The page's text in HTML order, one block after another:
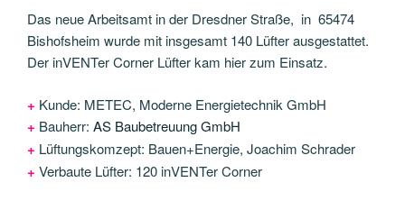
Das neue Arbeitsamt in der Dresdner Straße, in 65474
Bishofsheim wurde mit insgesamt 140 Lüfter ausgestattet.
Der inVENTer Corner Lüfter kam hier zum Einsatz.
+ Kunde: METEC, Moderne Energietechnik GmbH
+ Bauherr: AS Baubetreuung GmbH
+ Lüftungskomzept: Bauen+Energie, Joachim Schrader
+ Verbaute Lüfter: 120 inVENTer Corner